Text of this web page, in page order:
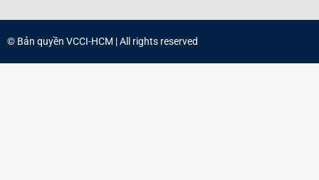
© Bản quyền VCCI-HCM | All rights reserved